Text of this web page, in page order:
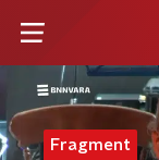
Fragment